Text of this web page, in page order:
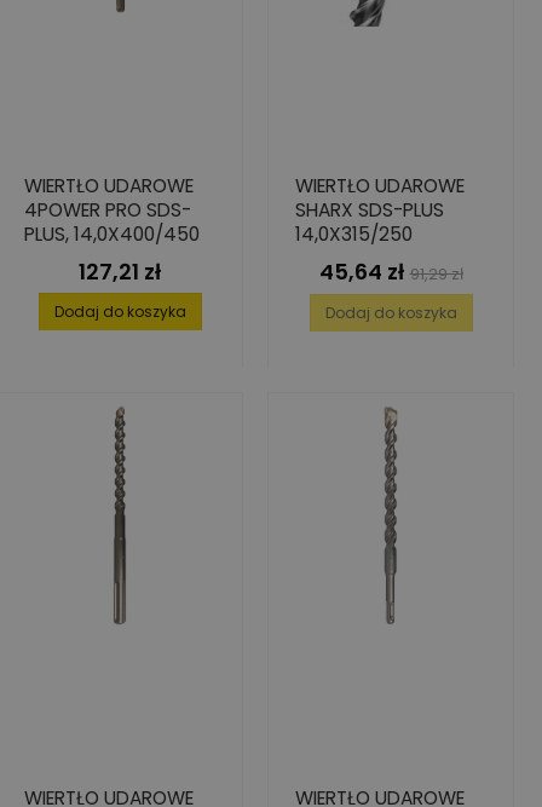
WIERTŁO UDAROWE
4POWER PRO SDS-
PLUS, 14,0X400/450
Cena
127,21 zł
Dodaj do koszyka
WIERTŁO UDAROWE
SHARX SDS-PLUS
14,0X315/250
Cena
45,64 zł Cena
podstawowa
91,29 zł
Dodaj do koszyka
WIERTŁO UDAROWE
WIERTŁO UDAROWE